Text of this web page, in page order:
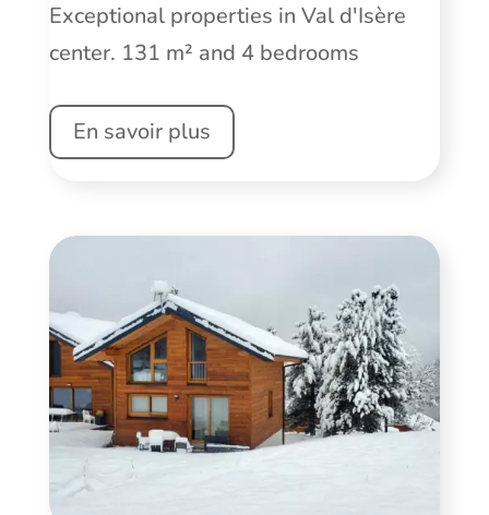
Exceptional properties in Val d'Isère
center. 131 m² and 4 bedrooms
En savoir plus